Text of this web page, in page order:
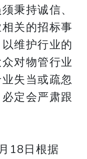
秉持诚信、
关的招标事
维护行业的
对物管行业
失当或疏忽
定会严肃跟
18日根据